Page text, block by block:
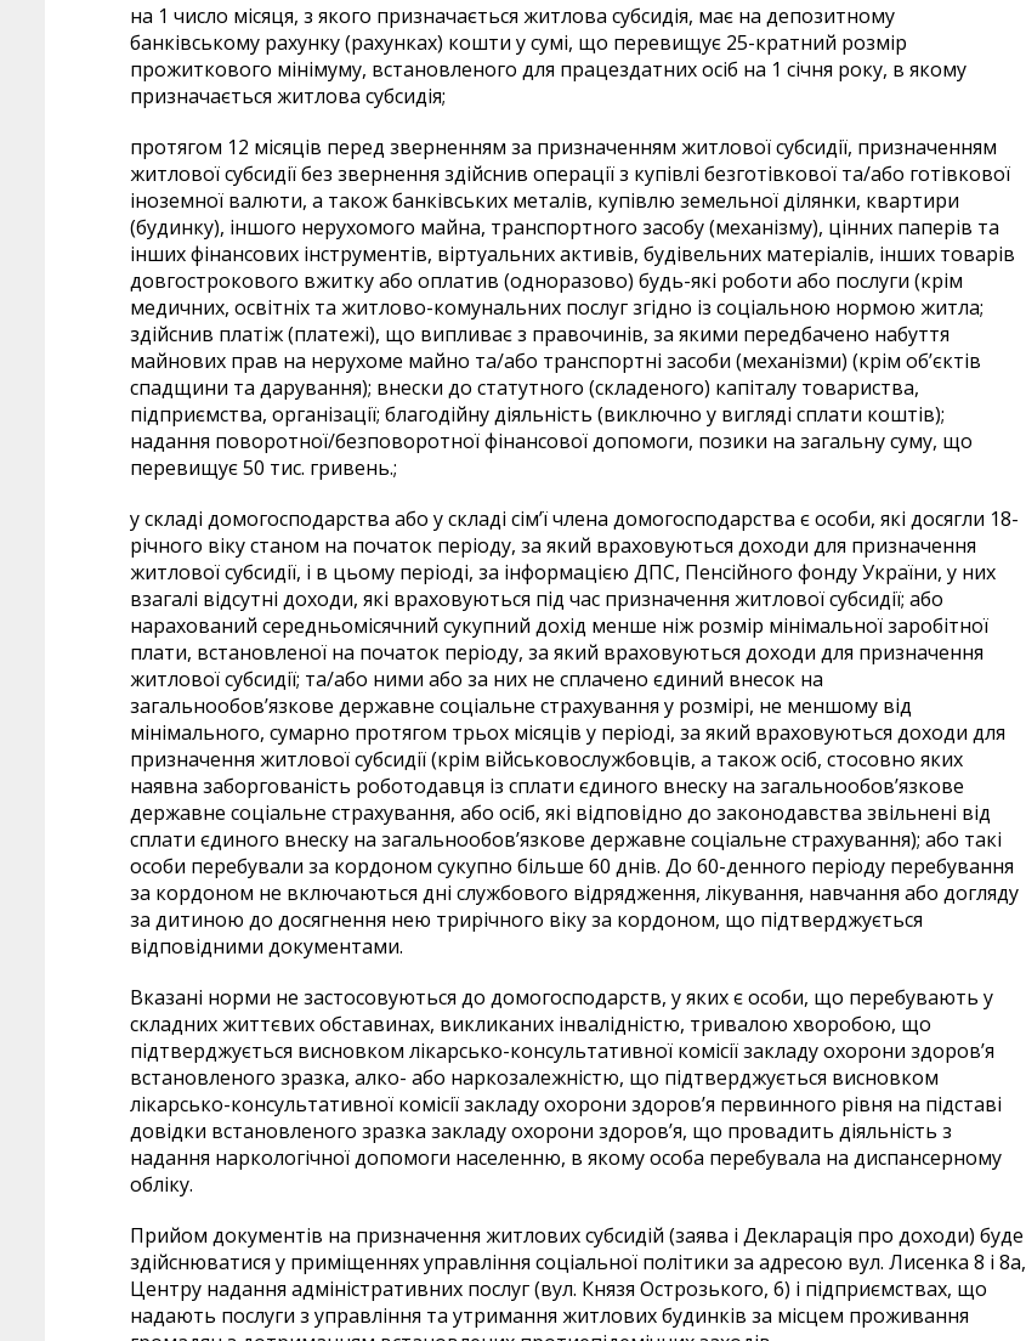
на 1 число місяця, з якого призначається житлова субсидія, має на депозитному
банківському рахунку (рахунках) кошти у сумі, що перевищує 25-кратний розмір
прожиткового мінімуму, встановленого для працездатних осіб на 1 січня року, в якому
призначається житлова субсидія;
протягом 12 місяців перед зверненням за призначенням житлової субсидії, призначенням
житлової субсидії без звернення здійснив операції з купівлі безготівкової та/або готівкової
іноземної валюти, а також банківських металів, купівлю земельної ділянки, квартири
(будинку), іншого нерухомого майна, транспортного засобу (механізму), цінних паперів та
інших фінансових інструментів, віртуальних активів, будівельних матеріалів, інших товарів
довгострокового вжитку або оплатив (одноразово) будь-які роботи або послуги (крім
медичних, освітніх та житлово-комунальних послуг згідно із соціальною нормою житла;
здійснив платіж (платежі), що випливає з правочинів, за якими передбачено набуття
майнових прав на нерухоме майно та/або транспортні засоби (механізми) (крім об’єктів
спадщини та дарування); внески до статутного (складеного) капіталу товариства,
підприємства, організації; благодійну діяльність (виключно у вигляді сплати коштів);
надання поворотної/безповоротної фінансової допомоги, позики на загальну суму, що
перевищує 50 тис. гривень.;
у складі домогосподарства або у складі сім’ї члена домогосподарства є особи, які досягли 18-
річного віку станом на початок періоду, за який враховуються доходи для призначення
житлової субсидії, і в цьому періоді, за інформацією ДПС, Пенсійного фонду України, у них
взагалі відсутні доходи, які враховуються під час призначення житлової субсидії; або
нарахований середньомісячний сукупний дохід менше ніж розмір мінімальної заробітної
плати, встановленої на початок періоду, за який враховуються доходи для призначення
житлової субсидії; та/або ними або за них не сплачено єдиний внесок на
загальнообов’язкове державне соціальне страхування у розмірі, не меншому від
мінімального, сумарно протягом трьох місяців у періоді, за який враховуються доходи для
призначення житлової субсидії (крім військовослужбовців, а також осіб, стосовно яких
наявна заборгованість роботодавця із сплати єдиного внеску на загальнообов’язкове
державне соціальне страхування, або осіб, які відповідно до законодавства звільнені від
сплати єдиного внеску на загальнообов’язкове державне соціальне страхування); або такі
особи перебували за кордоном сукупно більше 60 днів. До 60-денного періоду перебування
за кордоном не включаються дні службового відрядження, лікування, навчання або догляду
за дитиною до досягнення нею трирічного віку за кордоном, що підтверджується
відповідними документами.
Вказані норми не застосовуються до домогосподарств, у яких є особи, що перебувають у
складних життєвих обставинах, викликаних інвалідністю, тривалою хворобою, що
підтверджується висновком лікарсько-консультативної комісії закладу охорони здоров’я
встановленого зразка, алко- або наркозалежністю, що підтверджується висновком
лікарсько-консультативної комісії закладу охорони здоров’я первинного рівня на підставі
довідки встановленого зразка закладу охорони здоров’я, що провадить діяльність з
надання наркологічної допомоги населенню, в якому особа перебувала на диспансерному
обліку.
Прийом документів на призначення житлових субсидій (заява і Декларація про доходи) буде
здійснюватися у приміщеннях управління соціальної політики за адресою вул. Лисенка 8 і 8а,
Центру надання адміністративних послуг (вул. Князя Острозького, 6) і підприємствах, що
надають послуги з управління та утримання житлових будинків за місцем проживання